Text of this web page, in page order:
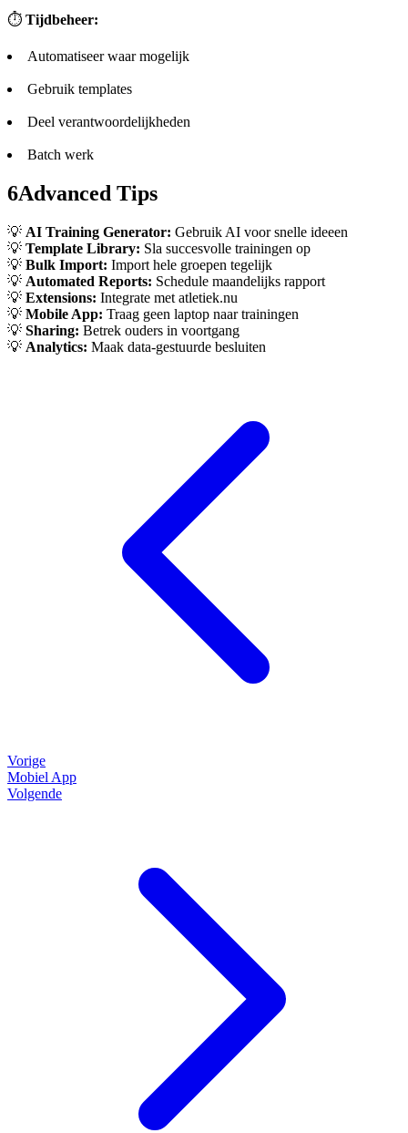
⏱️ Tijdbeheer:
Automatiseer waar mogelijk
Gebruik templates
Deel verantwoordelijkheden
Batch werk
6Advanced Tips
💡 AI Training Generator: Gebruik AI voor snelle ideeen
💡 Template Library: Sla succesvolle trainingen op
💡 Bulk Import: Import hele groepen tegelijk
💡 Automated Reports: Schedule maandelijks rapport
💡 Extensions: Integrate met atletiek.nu
💡 Mobile App: Traag geen laptop naar trainingen
💡 Sharing: Betrek ouders in voortgang
💡 Analytics: Maak data-gestuurde besluiten
Vorige
Mobiel App
Volgende